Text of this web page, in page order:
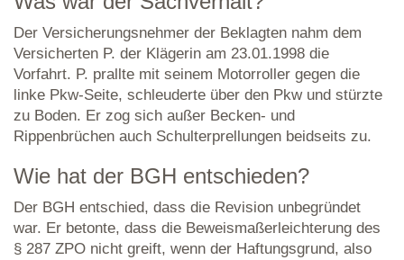
Der Versicherungsnehmer der Beklagten nahm dem
Versicherten P. der Klägerin am 23.01.1998 die
Vorfahrt. P. prallte mit seinem Motorroller gegen die
linke Pkw-Seite, schleuderte über den Pkw und stürzte
zu Boden. Er zog sich außer Becken- und
Rippenbrüchen auch Schulterprellungen beidseits zu.
Wie hat der BGH entschieden?
Der BGH entschied, dass die Revision unbegründet
war. Er betonte, dass die Beweismaßerleichterung des
§ 287 ZPO nicht greift, wenn der Haftungsgrund, also